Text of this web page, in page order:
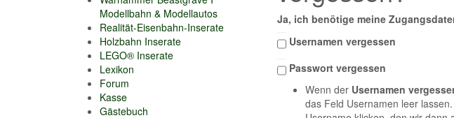
Modellbahn & Modellautos
Realität-Eisenbahn-Inserate
Holzbahn Inserate
LEGO® Inserate
Lexikon
Forum
Kasse
Gästebuch
Ja, ich benötige meine
Usernamen vergessen
Passwort vergessen
Wenn der Usernamen
das Feld Usernamen leer